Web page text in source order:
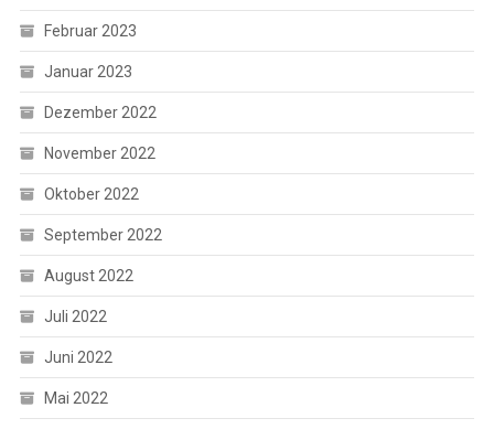
Februar 2023
Januar 2023
Dezember 2022
November 2022
Oktober 2022
September 2022
August 2022
Juli 2022
Juni 2022
Mai 2022